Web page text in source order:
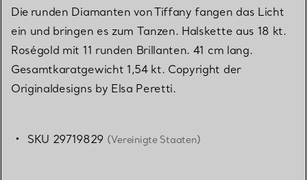
Die runden Diamanten von Tiffany fangen das Licht
ein und bringen es zum Tanzen. Halskette aus 18 kt.
Roségold mit 11 runden Brillanten. 41 cm lang.
Gesamtkaratgewicht 1,54 kt. Copyright der
Originaldesigns by Elsa Peretti.
SKU 29719829 (Vereinigte Staaten)